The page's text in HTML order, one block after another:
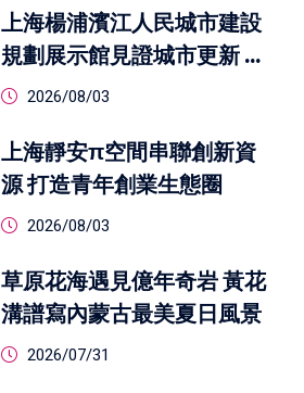
上海楊浦濱江人民城市建設
規劃展示館見證城市更新 映
照上海新未來
2026/08/03
上海靜安π空間串聯創新資
源 打造青年創業生態圈
2026/08/03
草原花海遇見億年奇岩 黃花
溝譜寫內蒙古最美夏日風景
2026/07/31